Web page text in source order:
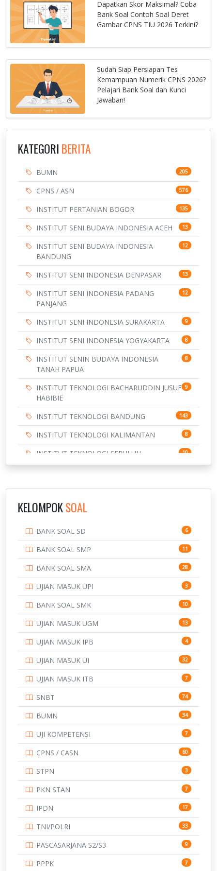
Dapatkan Skor Maksimal? Coba
Bank Soal Contoh Soal Deret
Gambar CPNS TIU 2026 Terkini?
Sudah Siap Persiapan Tes
Kemampuan Numerik CPNS 2026?
Pelajari Bank Soal dan Kunci
Jawaban!
KATEGORI BERITA
BUMN 205
CPNS / ASN 576
INSTITUT PERTANIAN BOGOR 135
INSTITUT SENI BUDAYA INDONESIA ACEH 13
INSTITUT SENI BUDAYA INDONESIA
BANDUNG
12
INSTITUT SENI INDONESIA DENPASAR 13
INSTITUT SENI INDONESIA PADANG
PANJANG
12
INSTITUT SENI INDONESIA SURAKARTA 9
INSTITUT SENI INDONESIA YOGYAKARTA 8
INSTITUT SENIN BUDAYA INDONESIA
TANAH PAPUA
8
INSTITUT TEKNOLOGI BACHARUDDIN JUSUF
HABIBIE
9
INSTITUT TEKNOLOGI BANDUNG 143
INSTITUT TEKNOLOGI KALIMANTAN 8
INSTITUT TEKNOLOGI SEPULUH
NOVEMBER
10
3
169
7
PTDI STTD 4
133
SMA 146
SMK 231
SMP 134
STIP 2
153
345
UNIVERSITAS AIRLANGGA 15
16
15
15
14
14
UNIVERSITAS CENDRAWASIH 14
15
KELOMPOKSOAL
BANK SOAL SD 6
BANK SOAL SMP 11
BANK SOAL SMA 28
UJIAN MASUK UPI 3
BANK SOAL SMK 10
UJIAN MASUK UGM 13
UJIAN MASUK IPB 4
UJIAN MASUK UI 32
UJIAN MASUK ITB 7
SNBT 74
BUMN 34
UJI KOMPETENSI 7
CPNS / CASN 60
STPN 3
PKN STAN 7
IPDN 17
TNI/POLRI 33
PASCASARJANA S2/S3 9
PPPK 7